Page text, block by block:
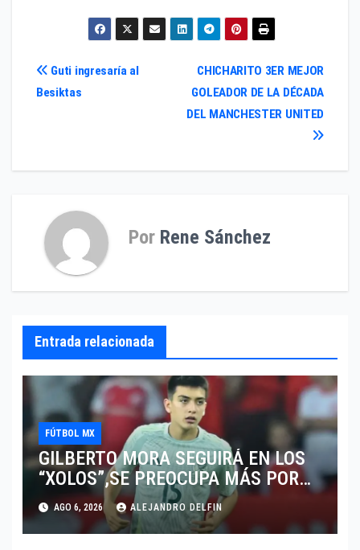
Navegación
CHICHARITO 3ER MEJOR
GOLEADOR DE LA DÉCADA
DEL MANCHESTER UNITED
Guti ingresaría al
Besiktas
Por Rene Sánchez
Entrada relacionada
FÚTBOL MX
GILBERTO MORA SEGUIRÁ EN LOS
“XOLOS”,SE PREOCUPA MÁS POR
JUGAR EN SU EQUIPO.
AGO 6, 2026 ALEJANDRO DELFIN